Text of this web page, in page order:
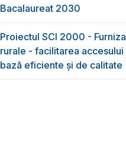
Bacalaureat 2030
Proiectul SCI 2000 -
rurale - facilitarea
bază eficiente și de calitate